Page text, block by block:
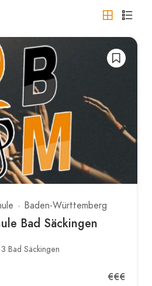
Baden-Württemberg
Bad Säckingen
Bad Säckingen
€€€